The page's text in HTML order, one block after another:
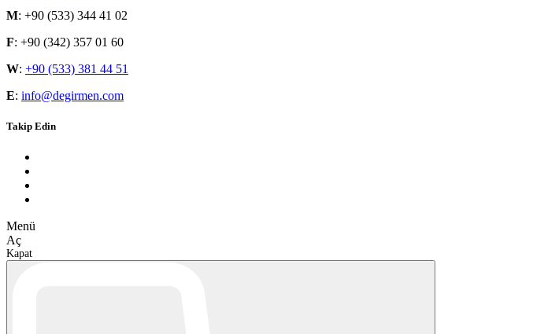
M: +90 (533) 344 41 02
F: +90 (342) 357 01 60
W: +90 (533) 381 44 51
E: info@degirmen.com
Takip Edin
Menü
Aç
Kapat